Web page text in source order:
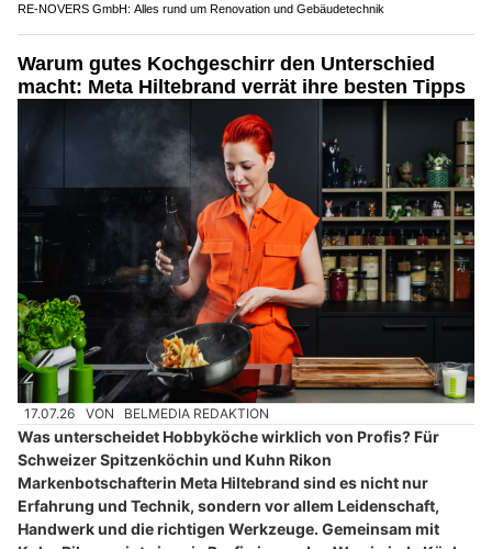
RE-NOVERS GmbH: Alles rund um Renovation und Gebäudetechnik
Warum gutes Kochgeschirr den Unterschied
macht: Meta Hiltebrand verrät ihre besten Tipps
17.07.26 VON BELMEDIA REDAKTION
Was unterscheidet Hobbyköche wirklich von Profis? Für
Schweizer Spitzenköchin und Kuhn Rikon
Markenbotschafterin Meta Hiltebrand sind es nicht nur
Erfahrung und Technik, sondern vor allem Leidenschaft,
Handwerk und die richtigen Werkzeuge. Gemeinsam mit